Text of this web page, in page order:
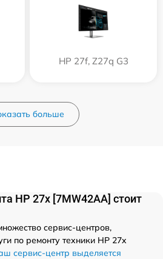
HP 27f, Z27q G3
больше
HP 27x [7MW42AA] стоит
сервис-центров,
по ремонту техники HP 27x
сервис-центр выделяется